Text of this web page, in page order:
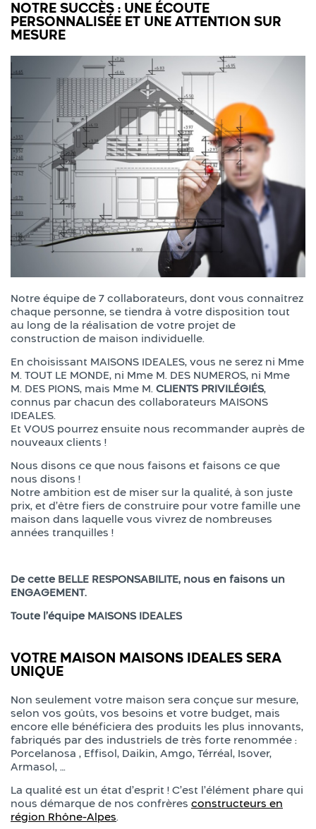
NOTRE SUCCÈS : UNE ÉCOUTE
PERSONNALISÉE ET UNE ATTENTION SUR
MESURE
Notre équipe de 7 collaborateurs, dont vous connaîtrez
chaque personne, se tiendra à votre disposition tout
au long de la réalisation de votre projet de
construction de maison individuelle.
En choisissant MAISONS IDEALES, vous ne serez ni Mme
M. TOUT LE MONDE, ni Mme M. DES NUMEROS, ni Mme
M. DES PIONS, mais Mme M. CLIENTS PRIVILÉGIÉS,
connus par chacun des collaborateurs MAISONS
IDEALES.
Et VOUS pourrez ensuite nous recommander auprès de
nouveaux clients !
Nous disons ce que nous faisons et faisons ce que
nous disons !
Notre ambition est de miser sur la qualité, à son juste
prix, et d’être fiers de construire pour votre famille une
maison dans laquelle vous vivrez de nombreuses
années tranquilles !
De cette BELLE RESPONSABILITE, nous en faisons un
ENGAGEMENT.
Toute l’équipe MAISONS IDEALES
VOTRE MAISON MAISONS IDEALES SERA
UNIQUE
Non seulement votre maison sera conçue sur mesure,
selon vos goûts, vos besoins et votre budget, mais
encore elle bénéficiera des produits les plus innovants,
fabriqués par des industriels de très forte renommée :
Porcelanosa , Effisol, Daikin, Amgo, Térréal, Isover,
Armasol, …
La qualité est un état d’esprit ! C’est l’élément phare qui
nous démarque de nos confrères constructeurs en
région Rhône-Alpes.